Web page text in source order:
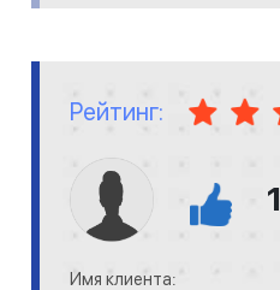
Рейтинг:
1
Имя клиента: